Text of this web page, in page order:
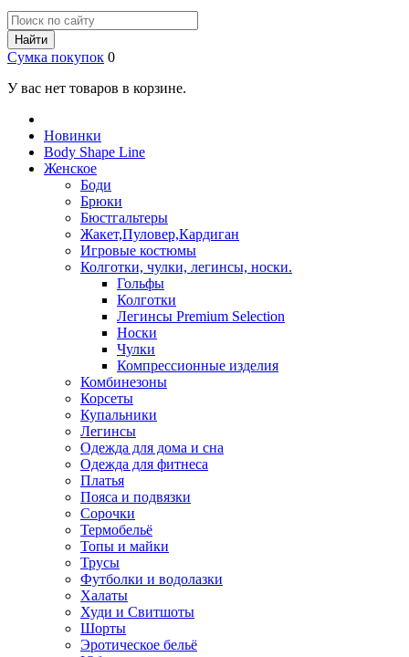
Найти
Сумка покупок 0
У вас нет товаров в корзине.
Новинки
Body Shape Line
Женское
Боди
Брюки
Бюстгальтеры
Жакет,Пуловер,Кардиган
Игровые костюмы
Колготки, чулки, легинсы, носки.
Гольфы
Колготки
Легинсы Premium Selection
Носки
Чулки
Компрессионные изделия
Комбинезоны
Корсеты
Купальники
Легинсы
Одежда для дома и сна
Одежда для фитнеса
Платья
Пояса и подвязки
Сорочки
Термобельё
Топы и майки
Трусы
Футболки и водолазки
Халаты
Худи и Свитшоты
Шорты
Эротическое бельё